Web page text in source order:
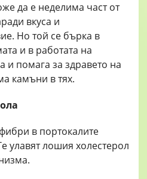
да е неделима част от
вкуса и
Но той се бърка в
и в работата на
и помага за здравето на
камъни в тях.
в портокалите
улавят лошия холестерол